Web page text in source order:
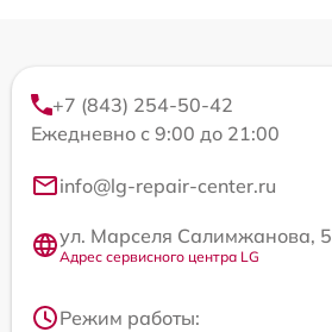
+7 (843) 254-50-42
Ежедневно с 9:00 до 21:00
info@lg-repair-center.ru
ул. Марселя Салимжанова, 5
Адрес сервисного центра LG
Режим работы: